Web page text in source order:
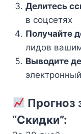
Делитесь
в соцсетях
Получайте
лидов
Выводите
Прогноз
“Скидки”: